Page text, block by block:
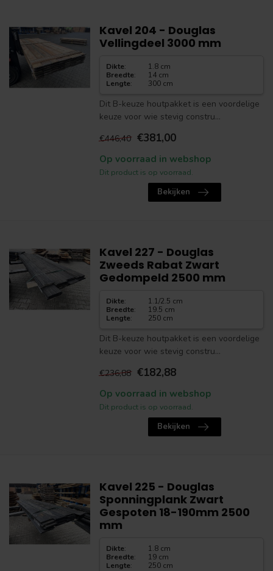
Kavel 204 - Douglas
Vellingdeel 3000 mm
Dikte:
1.8 cm
Breedte:
14 cm
Lengte: 300 cm
Dit B-keuze houtpakket is een voordelige
keuze voor wie stevig constru...
€446,40 €381,00
Op voorraad in webshop
Dit product is op voorraad.
Bekijken
Kavel 227 - Douglas
Zweeds Rabat Zwart
Gedompeld 2500 mm
Dikte:
1.1/2.5 cm
Breedte:
19.5 cm
Lengte: 250 cm
Dit B-keuze houtpakket is een voordelige
keuze voor wie stevig constru...
€236,88 €182,88
Op voorraad in webshop
Dit product is op voorraad.
Bekijken
Kavel 225 - Douglas
Sponningplank Zwart
Gespoten 18-190mm 2500
mm
Dikte:
1.8 cm
Breedte:
19 cm
Lengte: 250 cm